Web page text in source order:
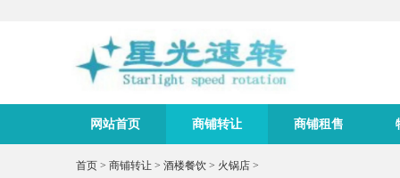
网站首页 商铺转让 商铺租售
首页> 商铺转让> 酒楼餐饮> 火锅店>